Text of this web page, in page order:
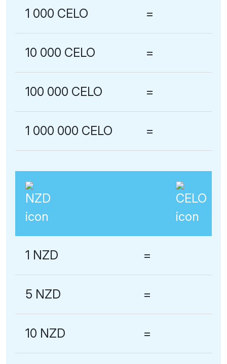
1 000 CELO =
10 000 CELO =
100 000 CELO =
1 000 000 CELO =
1 NZD =
5 NZD =
10 NZD =